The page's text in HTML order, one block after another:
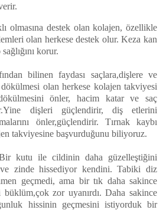
olmasına destek olan kolajen, özellikle
olan herkese destek olur. Keza kan
sağlığını korur.
bilinen faydası saçlara,dişlere ve
olan herkese kolajen takviyesi
önler, hacim katar ve saç
dişleri güçlendirir, diş etlerini
önler,güçlendirir. Tırnak kaybı
takviyesine başvurduğunu biliyoruz.
kutu ile cildinin daha güzelleştiğini
zinde hissediyor kendini. Tabiki diz
geçmedi, ama bir tık daha sakince
zor uyanırdı. Daha sakince
hissinin geçmesini istiyorduk bir